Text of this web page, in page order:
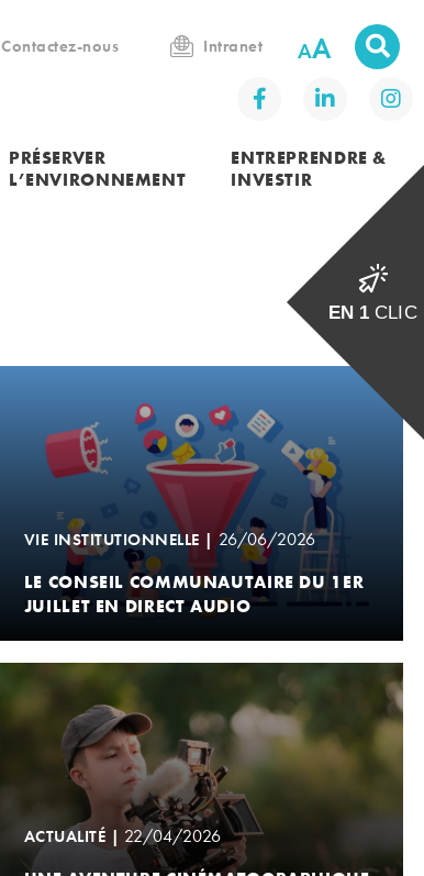
Contactez-nous Intranet A
PRÉSERVER
L’ENVIRONNEMENT
ENTREPRENDRE &
INVESTIR
VIE INSTITUTIONNELLE | 26/06/2026
LE CONSEIL COMMUNAUTAIRE DU 1ER
JUILLET EN DIRECT AUDIO
ACTUALITÉ | 22/04/2026